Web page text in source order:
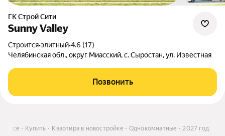
ГК Строй Сити
Sunny Valley
Строится•элитный•4.6 (17)
Челябинская обл., округ Миасский, с. Сыростан, ул. Известная
Позвонить
2027 год
Однокомнатные
Квартира в новостройке
Купить